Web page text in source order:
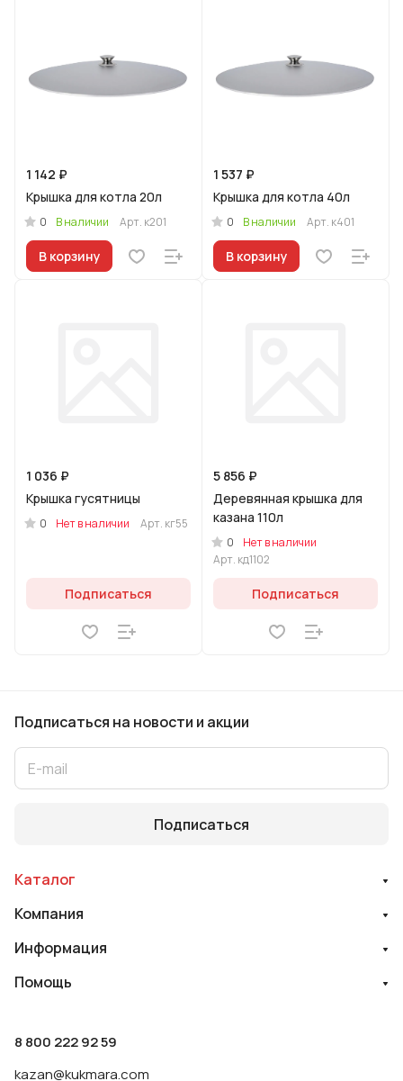
1 142 ₽
Крышка для котла 20л
0 В наличии Арт. к201
В корзину
1 537 ₽
Крышка для котла 40л
0 В наличии Арт. к401
В корзину
1 036 ₽
Крышка гусятницы
0 Нет в наличии Арт. кг55
Подписаться
5 856 ₽
Деревянная крышка для
казана 110л
0
Нет в наличии
Арт. кд1102
Подписаться
Подписаться на новости и акции
Подписаться
Каталог
Компания
Информация
Помощь
8 800 222 92 59
kazan@kukmara.com